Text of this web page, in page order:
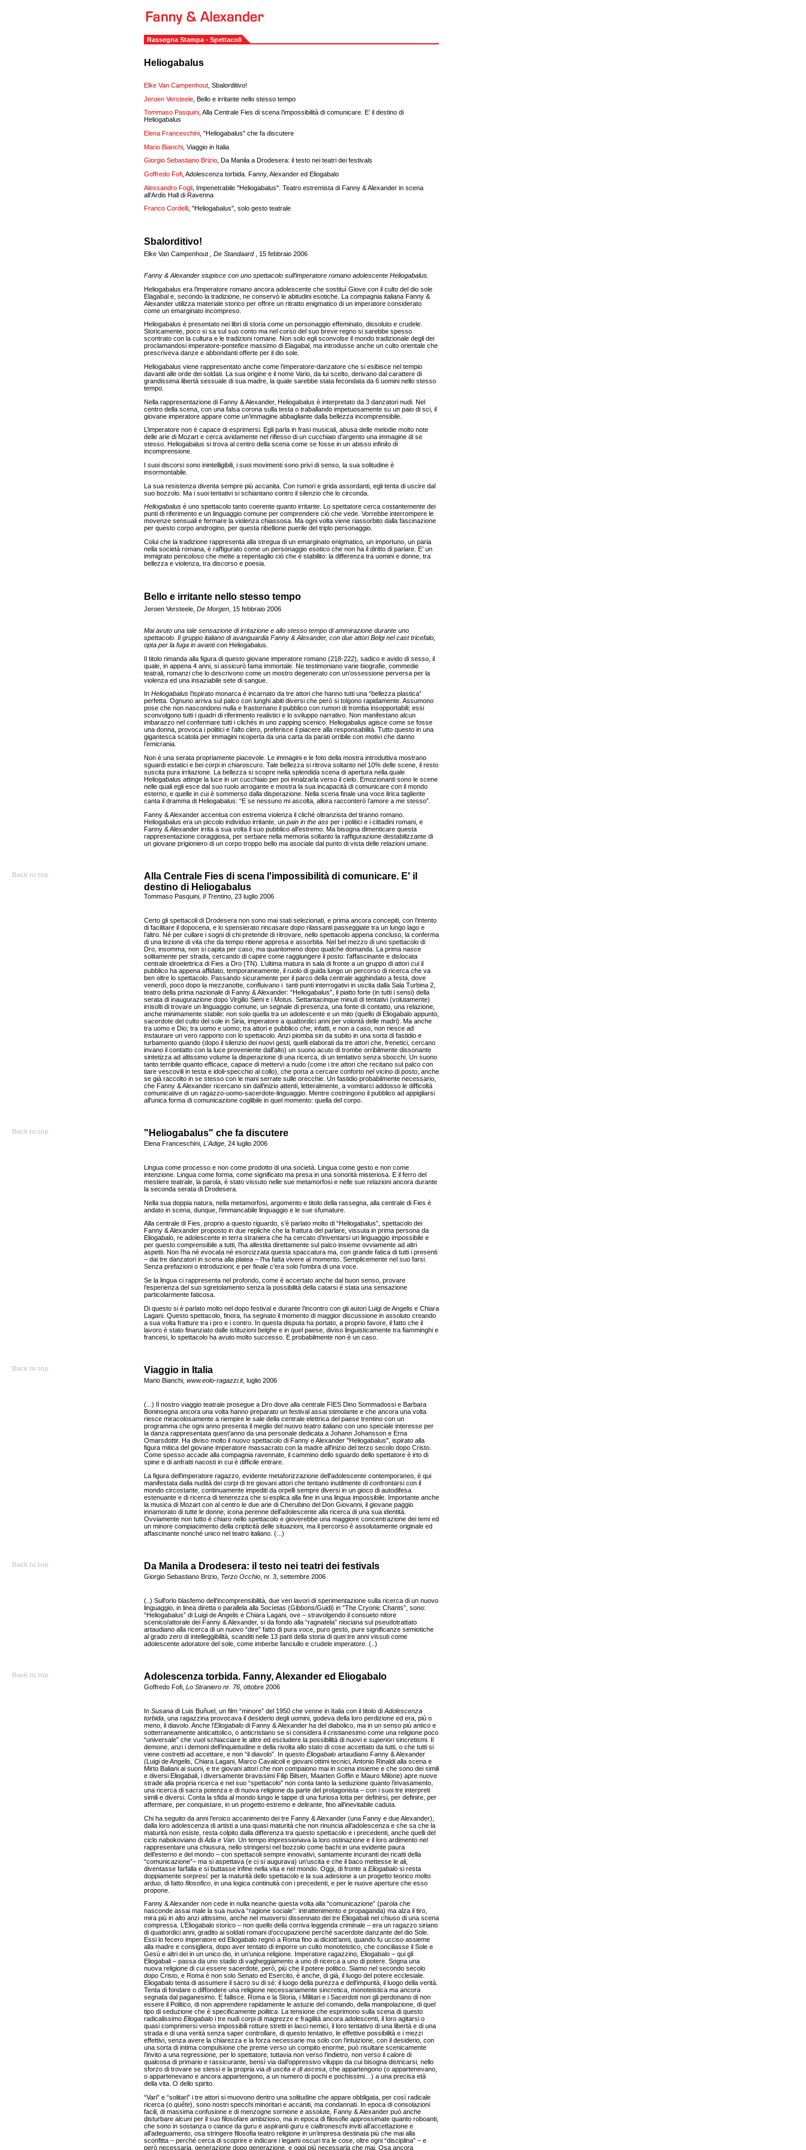
Rassegna Stampa - Spettacoli
Heliogabalus
Elke Van Campenhout , Sbalorditivo!
Jeroen Versteele , Bello e irritante nello stesso tempo
Tommaso Pasquini , Alla Centrale Fies di scena l’impossibilità di comunicare. E’ il destino di
Heliogabalus
Elena Franceschini , "Heliogabalus" che fa discutere
Mario Bianchi , Viaggio in Italia
Giorgio Sebastiano Brizio , Da Manila a Drodesera: il testo nei teatri dei festivals
Goffredo Fofi , Adolescenza torbida. Fanny, Alexander ed Eliogabalo
Alessandro Fogli , Impenetrabile "Heliogabalus". Teatro estremista di Fanny & Alexander in scena
all'Ardis Hall di Ravenna
Franco Cordelli , "Heliogabalus", solo gesto teatrale
Sbalorditivo!
Elke Van Campenhout , De Standaard , 15 febbraio 2006
Fanny & Alexander stupisce con uno spettacolo sull’imperatore romano adolescente Heliogabalus.
Heliogabalus era l’imperatore romano ancora adolescente che sostituì Giove con il culto del dio sole
Elagabal e, secondo la tradizione, ne conservò le abitudini esotiche. La compagnia italiana Fanny &
Alexander utilizza materiale storico per offrire un ritratto enigmatico di un imperatore considerato
come un emarginato incompreso.
Heliogabalus è presentato nei libri di storia come un personaggio effeminato, dissoluto e crudele.
Storicamente, poco si sa sul suo conto ma nel corso del suo breve regno si sarebbe spesso
scontrato con la cultura e le tradizioni romane. Non solo egli sconvolse il mondo tradizionale degli dei
proclamandosi imperatore-pontefice massimo di Elagabal, ma introdusse anche un culto orientale che
prescriveva danze e abbondanti offerte per il dio sole.
Heliogabalus viene rappresentato anche come l’imperatore-danzatore che si esibisce nel tempio
davanti alle orde dei soldati. La sua origine e il nome Vario, da lui scelto, derivano dal carattere di
grandissima libertà sessuale di sua madre, la quale sarebbe stata fecondata da 6 uomini nello stesso
tempo.
Nella rappresentazione di Fanny & Alexander, Heliogabalus è interpretato da 3 danzatori nudi. Nel
centro della scena, con una falsa corona sulla testa o traballando impetuosamente su un paio di sci, il
giovane imperatore appare come un’immagine abbagliante dalla bellezza incomprensibile.
L’imperatore non è capace di esprimersi. Egli parla in frasi musicali, abusa delle melodie molto note
delle arie di Mozart e cerca avidamente nel riflesso di un cucchiaio d'argento una immagine di se
stesso. Heliogabalus si trova al centro della scena come se fosse in un abisso infinito di
incomprensione.
I suoi discorsi sono inintelligibili, i suoi movimenti sono privi di senso, la sua solitudine è
insormontabile.
La sua resistenza diventa sempre più accanita. Con rumori e grida assordanti, egli tenta di uscire dal
suo bozzolo. Ma i suoi tentativi si schiantano contro il silenzio che lo circonda.
Heliogabalus è uno spettacolo tanto coerente quanto irritante. Lo spettatore cerca costantemente dei
punti di riferimento e un linguaggio comune per comprendere ciò che vede. Vorrebbe interrompere le
movenze sensuali e fermare la violenza chiassosa. Ma ogni volta viene riassorbito dalla fascinazione
per questo corpo androgino, per questa ribellione puerile del triplo personaggio.
Colui che la tradizione rappresenta alla stregua di un emarginato enigmatico, un importuno, un paria
nella società romana, è raffigurato come un personaggio esotico che non ha il diritto di parlare. E’ un
immigrato pericoloso che mette a repentaglio ciò che è stabilito: la differenza tra uomini e donne, tra
bellezza e violenza, tra discorso e poesia.
Bello e irritante nello stesso tempo
Jeroen Versteele, De Morgen , 15 febbraio 2006
Mai avuto una tale sensazione di irritazione e allo stesso tempo di ammirazione durante uno
spettacolo. Il gruppo italiano di avanguardia Fanny & Alexander, con due attori Belgi nel cast tricefalo,
opta per la fuga in avanti con Heliogabalus
Il titolo rimanda alla figura di questo giovane imperatore romano (218-222), sadico e avido di sesso, il
quale, in appena 4 anni, si assicurò fama immortale. Ne testimoniano varie biografie, commedie
teatrali, romanzi che lo descrivono come un mostro degenerato con un’ossessione perversa per la
violenza ed una insaziabile sete di sangue.
In Heliogabalus l’ispirato monarca è incarnato da tre attori che hanno tutti una “bellezza plastica”
perfetta. Ognuno arriva sul palco con lunghi abiti diversi che però si tolgono rapidamente. Assumono
pose che non nascondono nulla e frastornano il pubblico con rumori di tromba insopportabili; essi
sconvolgono tutti i quadri di riferimento realistici e lo sviluppo narrativo. Non manifestano alcun
imbarazzo nel confermare tutti i clichés in uno zapping scenico. Heliogabalus agisce come se fosse
una donna, provoca i politici e l’alto clero, preferisce il piacere alla responsabilità. Tutto questo in una
gigantesca scatola per immagini ricoperta da una carta da parati orribile con motivi che danno
l’emicrania.
Non è una serata propriamente piacevole. Le immagini e le foto della mostra introduttiva mostrano
sguardi estatici e bei corpi in chiaroscuro. Tale bellezza si ritrova soltanto nel 10% delle scene, il resto
suscita pura irritazione. La bellezza si scopre nella splendida scena di apertura nella quale
Heliogabalus attinge la luce in un cucchiaio per poi innalzarla verso il cielo. Emozionanti sono le scene
nelle quali egli esce dal suo ruolo arrogante e mostra la sua incapacità di comunicare con il mondo
esterno, e quelle in cui è sommerso dalla disperazione. Nella scena finale una voce lirica tagliente
canta il dramma di Heliogabalus: “E se nessuno mi ascolta, allora racconterò l’amore a me stesso”.
Fanny & Alexander accentua con estrema violenza il cliché oltranzista del tiranno romano.
Heliogabalus era un piccolo individuo irritante, un pain in the ass per i politici e i cittadini romani, e
Fanny & Alexander irrita a sua volta il suo pubblico all’estremo. Ma bisogna dimenticare questa
rappresentazione coraggiosa, per serbare nella memoria soltanto la raffigurazione destabilizzante di
un giovane prigioniero di un corpo troppo bello ma asociale dal punto di vista delle relazioni umane.
Back to top
Alla Centrale Fies di scena l'impossibilità di comunicare. E' il
destino di Heliogabalus
Tommaso Pasquini, Il Trentino , 23 luglio 2006
Certo gli spettacoli di Drodesera non sono mai stati selezionati, e prima ancora concepiti, con l’intento
di facilitare il dopocena, e lo spensierato rincasare dopo rilassanti passeggiate tra un lungo lago e
l’altro. Né per cullare i sogni di chi pretende di ritrovare, nello spettacolo appena concluso, la conferma
di una lezione di vita che da tempo ritiene appresa e assorbita. Nel bel mezzo di uno spettacolo di
Dro, insomma, non si capita per caso, ma quantomeno dopo qualche domanda. La prima nasce
solitamente per strada, cercando di capire come raggiungere il posto: l’affascinante e dislocata
centrale idroelettrica di Fies a Dro (TN). L’ultima matura in sala di fronte a un gruppo di attori cui il
pubblico ha appena affidato, temporaneamente, il ruolo di guida lungo un percorso di ricerca che va
ben oltre lo spettacolo. Passando sicuramente per il parco della centrale agghindato a festa, dove
venerdì, poco dopo la mezzanotte, confluivano i tanti punti interrogativi in uscita dalla Sala Turbina 2,
teatro della prima nazionale di Fanny & Alexander: “Heliogabalus”, il piatto forte (in tutti i sensi) della
serata di inaugurazione dopo Virgilio Sieni e i Motus. Settantacinque minuti di tentativi (volutamente)
irrisolti di trovare un linguaggio comune, un segnale di presenza, una fonte di contatto, una relazione,
anche minimamente stabile: non solo quella tra un adolescente e un mito (quello di Eliogabalo appunto,
sacerdote del culto del sole in Siria, imperatore a quattordici anni per volontà delle madri). Ma anche
tra uomo e Dio; tra uomo e uomo; tra attori e pubblico che, infatti, e non a caso, non riesce ad
instaurare un vero rapporto con lo spettacolo. Anzi piomba sin da subito in una sorta di fastidio e
turbamento quando (dopo il silenzio dei nuovi gesti, quelli elaborati da tre attori che, frenetici, cercano
invano il contatto con la luce proveniente dall’alto) un suono acuto di trombe orribilmente dissonante
sintetizza ad altissimo volume la disperazione di una ricerca, di un tentativo senza sbocchi. Un suono
tanto terribile quanto efficace, capace di mettervi a nudo (come i tre attori che recitano sul palco con
tiare vescovili in testa e idoli-specchio al collo), che porta a cercare conforto nel vicino di posto, anche
se già raccolto in se stesso con le mani serrate sulle orecchie. Un fastidio probabilmente necessario,
che Fanny & Alexander ricercano sin dall’inizio attenti, letteralmente, a vomitarci addosso le difficoltà
comunicative di un ragazzo-uomo-sacerdote-linguaggio. Mentre costringono il pubblico ad appigliarsi
all’unica forma di comunicazione coglibile in quel momento: quella del corpo.
Back to top "Heliogabalus" che fa discutere
Elena Franceschini, L'Adige , 24 luglio 2006
Lingua come processo e non come prodotto di una società. Lingua come gesto e non come
intenzione. Lingua come forma, come significato ma presa in una sonorità misteriosa. E il ferro del
mestiere teatrale, la parola, è stato vissuto nelle sue metamorfosi e nelle sue relazioni ancora durante
la seconda serata di Drodesera.
Nella sua doppia natura, nella metamorfosi, argomento e titolo della rassegna, alla centrale di Fies è
andato in scena, dunque, l’immancabile linguaggio e le sue sfumature.
Alla centrale di Fies, proprio a questo riguardo, s’è parlato molto di “Heliogabalus”, spettacolo dei
Fanny & Alexander proposto in due repliche che la frattura del parlare, vissuta in prima persona da
Eliogabalo, re adolescente in terra straniera che ha cercato d’inventarsi un linguaggio impossibile e
per questo comprensibile a tutti, l’ha allestita direttamente sul palco insieme ovviamente ad altri
aspetti. Non l’ha né evocata né esorcizzata questa spaccatura ma, con grande fatica di tutti i presenti
– dai tre danzatori in scena alla platea – l’ha fatta vivere al momento. Semplicemente nel suo farsi.
Senza prefazioni o introduzioni; e per finale c’era solo l’ombra di una voce.
Se la lingua ci rappresenta nel profondo, come è accertato anche dal buon senso, provare
l’esperienza del suo sgretolamento senza la possibilità della catarsi è stata una sensazione
particolarmente faticosa.
Di questo si è parlato molto nel dopo festival e durante l’incontro con gli autori Luigi de Angelis e Chiara
Lagani. Questo spettacolo, finora, ha segnato il momento di maggior discussione in assoluto creando
a sua volta fratture tra i pro e i contro. In questa disputa ha portato, a proprio favore, il fatto che il
lavoro è stato finanziato dalle istituzioni belghe e in quel paese, diviso linguisticamente tra fiamminghi e
francesi, lo spettacolo ha avuto molto successo. E probabilmente non è un caso.
Back to top Viaggio in Italia
Mario Bianchi, www.eolo-ragazzi.it, luglio 2006
(...) Il nostro viaggio teatrale prosegue a Dro dove alla centrale FIES Dino Sommadossi e Barbara
Boninsegna ancora una volta hanno preparato un festival assai stimolante e che ancora una volta
riesce miracolosamente a riempire le sale della centrale elettrica del paese trentino con un
programma che ogni anno presenta il meglio del nuovo teatro italiano con uno speciale interesse per
la danza rappresentata quest’anno da una personale dedicata a Johann Johansson e Erna
Omarsdottir. Ha diviso molto il nuovo spettacolo di Fanny e Alexander "Heliogabalus", ispirato alla
figura mitica del giovane imperatore massacrato con la madre all'inizio del terzo secolo dopo Cristo.
Come spesso accade alla compagnia ravennate, il cammino dello sguardo dello spettatore è irto di
spine e di anfratti nacosti in cui è difficile entrare.
La figura dell'imperatore ragazzo, evidente metaforizzazione dell'adolescente contemporaneo, è qui
manifestata dalla nudità dei corpi di tre giovani attori che tentano inutilmente di confrontarsi con il
mondo circostante, continuamente impediti da orpelli sempre diversi in un gioco di autodifesa
estenuante e di ricerca di tenerezza che si esplica alla fine in una lingua impossibile. Importante anche
la musica di Mozart con al centro le due arie di Cherubino del Don Giovanni, il giovane paggio
innamorato di tutte le donne, icona perenne dell’adolescente alla ricerca di una sua identità.
Ovviamente non tutto è chiaro nello spettacolo e gioverebbe una maggiore concentrazione dei temi ed
un minore compiacimento della cripticità delle situazioni, ma il percorso è assolutamente originale ed
affascinante nonché unico nel teatro italiano. (...)
Back to top Da Manila a Drodesera: il testo nei teatri dei festivals
Giorgio Sebastiano Brizio, Terzo Occhio , nr. 3, settembre 2006
(..) Sull'orlo blasfemo dell'incomprensibilità, due veri lavori di sperimentazione sulla ricerca di un nuovo
linguaggio, in linea diretta o parallela alla Socìetas (Gibbons/Guidi) in “The Cryonic Chants”, sono:
“Heliogabalus” di Luigi de Angelis e Chiara Lagani, ove – stravolgendo il consueto nitore
scenico/attorale dei Fanny & Alexander, si da fondo alla “ragnatela” niociana sul pseudotrattato
artaudiano alla ricerca di un nuovo “dire” fatto di pura voce, puro gesto, pure significanze semiotiche
al grado zero di intelleggibilità, scanditi nelle 13 parti della storia di quei tre anni vissuti come
adolescente adoratore del sole, come imberbe fanciullo e crudele imperatore. (..)
Back to top Adolescenza torbida. Fanny, Alexander ed Eliogabalo
Goffredo Fofi, Lo Straniero nr. 76 , ottobre 2006
In Susana di Luis Buñuel, un film “minore” del 1950 che venne in Italia con il titolo di Adolescenza
torbida , una ragazzina provocava il desiderio degli uomini, godeva della loro perdizione ed era, più o
meno, il diavolo. Anche l’Eliogabalo di Fanny & Alexander ha del diabolico, ma in un senso più antico e
sotterraneamente anticattolico, o anticristiano se si considera il cristianesimo come una religione poco
“universale” che vuol schiacciare le altre ed escludere la possibilità di nuovi e superiorisincretismi. Il
demone, anzi i demoni dell’inquietudine e della rivolta allo stato di cose accettato da tutti, o che tutti si
viene costretti ad accettare, e non “il diavolo”. In questo Eliogabalo artaudiano Fanny & Alexander
(Luigi de Angelis, Chiara Lagani, Marco Cavalcoli e giovani ottimi tecnici, Antonio Rinaldi alla scena e
Mirto Baliani ai suoni, e tre giovani attori che non compaiono mai in scena insieme e che sono dei simili
e diversi Eliogabali, i diversamente bravissimi Filip Bilsen, Maarten Goffin e Mauro Milone) apre nuove
strade alla propria ricerca e nel suo “spettacolo” non conta tanto la seduzione quanto l’invasamento,
una ricerca di sacra potenza e di nuova religione da parte del protagonista – con i suoi tre interpreti
simili e diversi. Conta la sfida al mondo lungo le tappe di una furiosa lotta per definirsi, per definire, per
affermare, per conquistare, in un progetto estremo e delirante, fino all’inevitabile caduta.
Chi ha seguito da anni l’eroico accanimento dei tre Fanny & Alexander (una Fanny e due Alexander),
dalla loro adolescenza di artisti a una quasi maturità che non rinuncia all’adolescenza e che sa che la
maturità non esiste, resta colpito dalla differenza tra questo spettacolo e i precedenti, anche quelli del
ciclo nabokoviano di Ada e Van . Un tempo impressionava la loro ostinazione e il loro ardimento nel
rappresentare una chiusura, nello stringersi nel bozzolo come bachi in una evidente paura
dell’esterno e del mondo – con spettacoli sempre innovativi, santamente incuranti dei ricatti della
“comunicazione”– ma si aspettava (e ci si augurava) un’uscita e che il baco mettesse le ali,
diventasse farfalla e si buttasse infine nella vita e nel mondo. Oggi, di fronte a Eliogabalo si resta
doppiamente sorpresi: per la maturità dello spettacolo e la sua adesione a un progetto teorico molto
arduo, di fatto filosofico , in una logica continuità con i precedenti, e per le nuove aperture che esso
propone.
Fanny & Alexander non cede in nulla neanche questa volta alla “comunicazione” (parola che
nasconde assai male la sua nuova “ragione sociale”: intrattenimento e propaganda) ma alza il tiro,
mira più in alto anzi altissimo, anche nel muoversi dissennato dei tre Eliogabali nel chiuso di una scena
compressa. L’Eliogabalo storico – non quello della corriva leggenda criminale – era un ragazzo siriano
di quattordici anni, gradito ai soldati romani d’occupazione perché sacerdote danzante del dio Sole.
Essi lo fecero imperatore ed Eliogabalo regnò a Roma fino ai diciott’anni, quando fu ucciso assieme
alla madre e consigliera, dopo aver tentato di imporre un culto monoteistico, che conciliasse il Sole e
Gesù e altri dei in un unico dio, in un’unica religione. Imperatore ragazzino, Eliogabalo – qui gli
Eliogabali – passa da uno stadio di vagheggiamento a uno di ricerca a uno di potere. Sogna una
nuova religione di cui essere sacerdote, però, più che il potere politico. Siamo nel secondo secolo
dopo Cristo, e Roma è non solo Senato ed Esercito, è anche, di già, il luogo del potere ecclesiale.
Eliogabalo tenta di assumere il sacro su di sé: il luogo della purezza e dell’impurità, il luogo della verità.
Tenta di fondare o diffondere una religione necessariamente sincretica, monoteistica ma ancora
segnata dal paganesimo. E fallisce. Roma e la Storia, i Militari e i Sacerdoti non gli perdonano di non
essere il Politico, di non apprendere rapidamente le astuzie del comando, della manipolazione, di quel
tipo di seduzione che è specificamente politica . La tensione che esprimono sulla scena di questo
radicalissimo Eliogabalo i tre nudi corpi di magrezze e fragilità ancora adolescenti, il loro agitarsi o
quasi comprimersi verso impossibili rotture stretti in lacci nemici, il loro tentativo di una libertà e di una
strada e di una verità senza saper controllare, di questo tentativo, le effettive possibilità e i mezzi
effettivi, senza avere la chiarezza e la forza necessarie ma solo con l’intuizione, con il desiderio, con
una sorta di intima compulsione che preme verso un compito enorme, può risultare scenicamente
l’invito a una regressione, per lo spettatore, tuttavia non verso l’indietro, non verso il calore di
qualcosa di primario e rassicurante, bensì via dall’oppressivo viluppo da cui bisogna districarsi, nello
sforzo di trovare se stessi e la propria via di uscita e di ascesa , che appartengono (o appartenevano,
o appartenevano e ancora appartengono, a un numero di pochi e pochissimi…) a una precisa età
della vita. O dello spirito.
“Vari” e “solitari” i tre attori si muovono dentro una solitudine che appare obbligata, per così radicale
ricerca (o quête), sono nostri specchi minoritari e accaniti, ma condannati. In epoca di consolazioni
facili, di massima confusione e di menzogne sornione e assolute, Fanny & Alexander può anche
disturbare alcuni per il suo filosofare ambizioso, ma in epoca di filosofie approssimate quanto roboanti,
che sono in sostanza o ciance da guru e aspiranti guru e cialtroneschi inviti all’accettazione e
all’adeguamento, osa stringere filosofia teatro religione in un’impresa destinata più che mai alla
sconfitta – perché cerca di scoprire e indicare i legami oscuri tra le cose, oltre ogni “disciplina” – e
però necessaria, generazione dopo generazione, e oggi più necessaria che mai. Osa ancora